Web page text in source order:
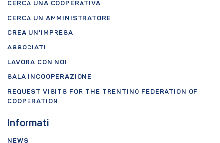
CERCA UNA COOPERATIVA
CERCA UN AMMINISTRATORE
CREA UN'IMPRESA
ASSOCIATI
LAVORA CON NOI
SALA INCOOPERAZIONE
REQUEST VISITS FOR THE TRENTINO FEDERATION OF
COOPERATION
Informati
NEWS